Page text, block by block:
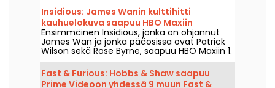
Insidious: James Wanin kulttihitti
kauhuelokuva saapuu HBO Maxiin
Ensimmäinen Insidious, jonka on ohjannut
James Wan ja jonka pääosissa ovat Patrick
Wilson sekä Rose Byrne, saapuu HBO Maxiin 1.
elokuuta 2026.
Fast & Furious: Hobbs & Shaw saapuu
Prime Videoon yhdessä 9 muun Fast &